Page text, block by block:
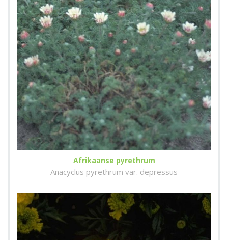
Afrikaanse pyrethrum
Anacyclus pyrethrum var. depressus